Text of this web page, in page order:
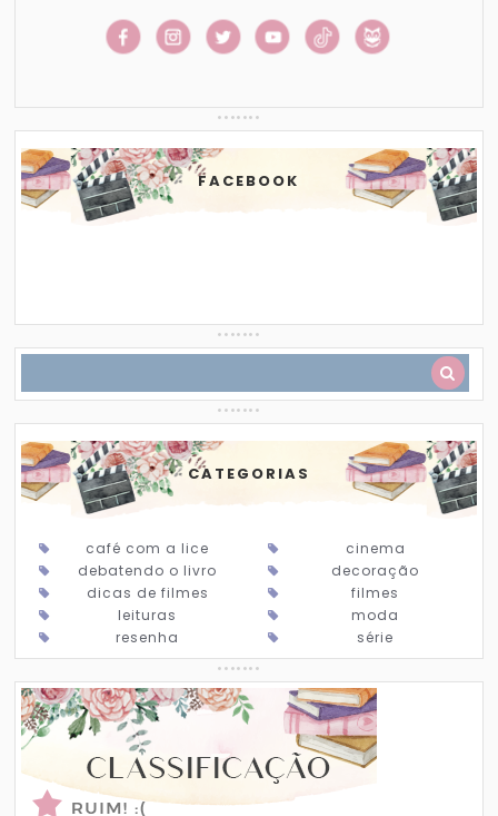
FACEBOOK
CATEGORIAS
café com a lice
cinema
debatendo o livro
decoração
dicas de filmes
filmes
leituras
moda
resenha
série